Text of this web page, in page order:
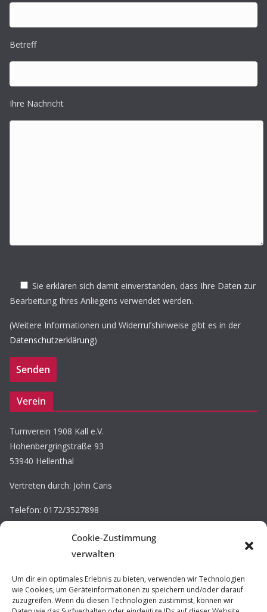
Cookie-Zustimmung
verwalten
Um dir ein optimales Erlebnis zu bieten, verwenden wir Technologien
wie Cookies, um Geräteinformationen zu speichern und/oder darauf
zuzugreifen. Wenn du diesen Technologien zustimmst, können wir
Betreff
Ihre Nachricht
Sie erklären sich damit einverstanden, dass Ihre Daten zur
Bearbeitung Ihres Anliegens verwendet werden.
(Weitere Informationen und Widerrufshinweise gibt es in der
Datenschutzerklärung)
Verein
Turnverein 1908 Kall e.V.
Hohenbergringstraße 93
53940 Hellenthal
Vertreten durch: John Caris
Telefon: 0172/3527898
Eintragung im Vereinsregister.
Registernummer: VR 30220
Impressum / Datenschutz